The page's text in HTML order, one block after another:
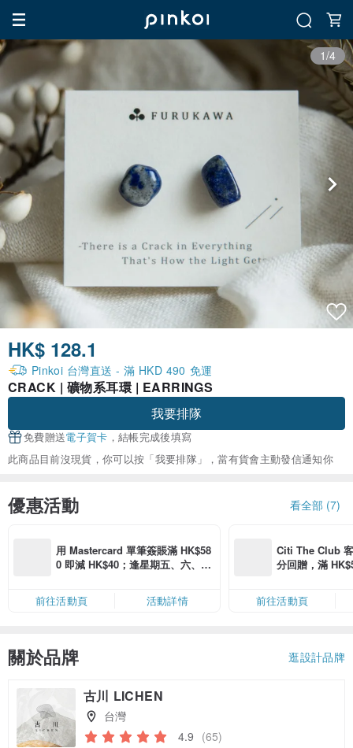
1/4
HK$ 128.1
Pinkoi 台灣直送 - 滿 HKD 490 免運
CRACK | 礦物系耳環 | EARRINGS
我要排隊
免費贈送電子賀卡 ，結帳完成後填寫
此商品目前沒現貨，你可以按「我要排隊」，當有貨會主動發信通知你
優惠活動 看全部 (7)
用 Mastercard 單筆簽賬滿 HK$58
0 即減 HK$40；逢星期五、六、日
限，額滿即止，僅限「常用信用
卡」結帳）
前往活動頁 活動詳情
Citi The Club
分回贈，滿
前往活動頁
關於品牌 逛設計品牌
古川 LICHEN
台灣
4.9 (65)